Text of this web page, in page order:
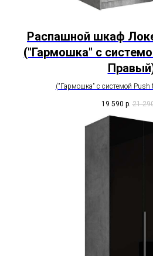
Распашной шкаф
("Гармошка" с
("Гармошка" с системой
19 590 р. 21